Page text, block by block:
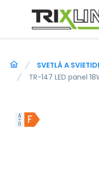
SVETLÁ A
TR-147 LED panel